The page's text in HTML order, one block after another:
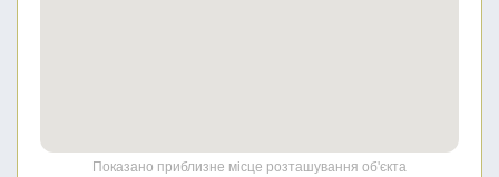
Показано приблизне місце розташування об'єкта